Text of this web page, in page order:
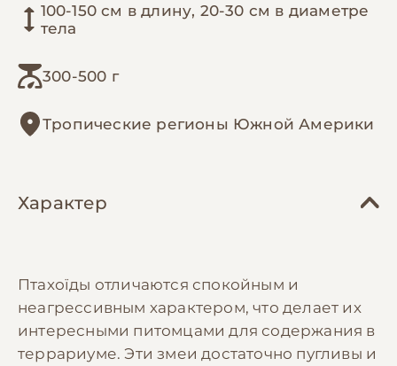
100-150 см в длину, 20-30 см в диаметре
тела
300-500 г
Тропические регионы Южной Америки
Характер
Птахоїды отличаются спокойным и
неагрессивным характером, что делает их
интересными питомцами для содержания в
террариуме. Эти змеи достаточно пугливы и